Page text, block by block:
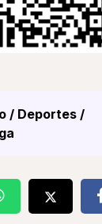
/ Deportes /